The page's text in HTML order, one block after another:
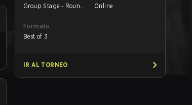
Group Stage - Round
Online
Formato
Best of 3
IR AL TORNEO